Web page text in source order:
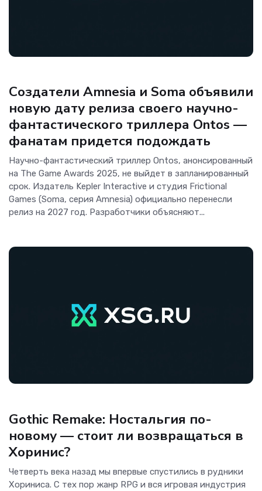
Создатели Amnesia и Soma объявили
новую дату релиза своего научно-
фантастического триллера Ontos —
фанатам придется подождать
Научно-фантастический триллер Ontos, анонсированный
на The Game Awards 2025, не выйдет в запланированный
срок. Издатель Kepler Interactive и студия Frictional
Games (Soma, серия Amnesia) официально перенесли
релиз на 2027 год. Разработчики объясняют...
Gothic Remake: Ностальгия по-
новому — стоит ли возвращаться в
Хоринис?
Четверть века назад мы впервые спустились в рудники
Хориниса. С тех пор жанр RPG и вся игровая индустрия